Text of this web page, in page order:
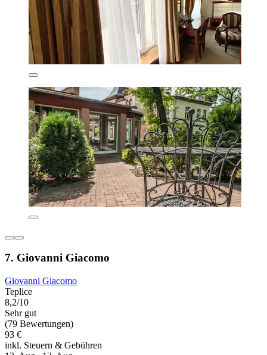
7. Giovanni Giacomo
Giovanni Giacomo
Teplice
8,2/10
Sehr gut
(79 Bewertungen)
93 €
inkl. Steuern & Gebühren